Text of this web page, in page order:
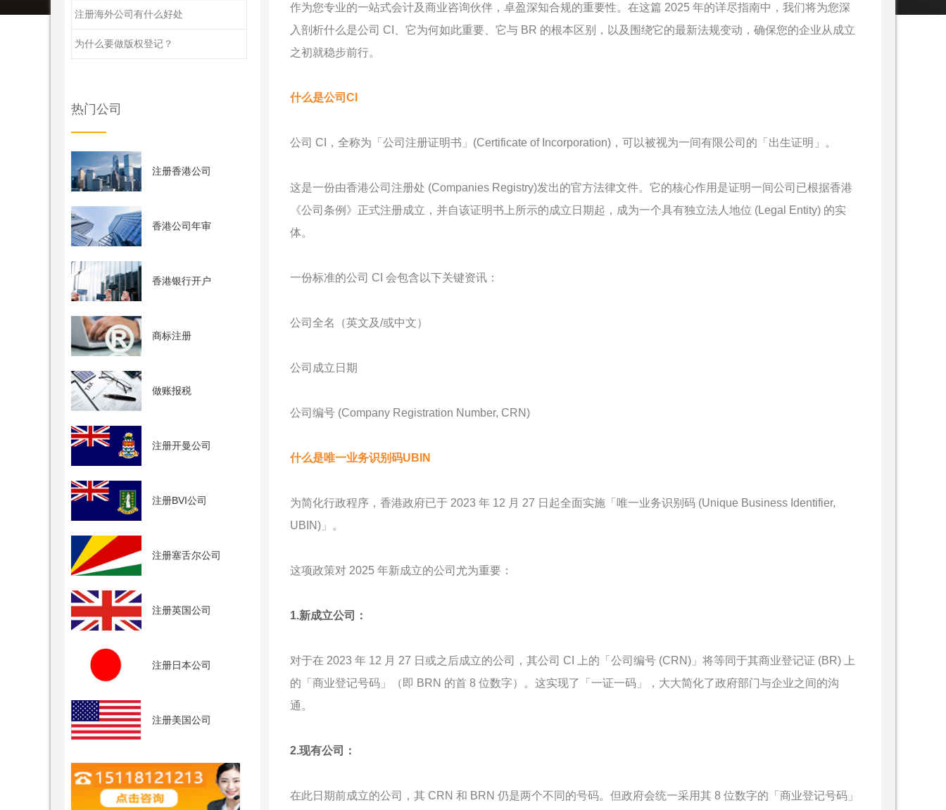
作为您专业的一站式会计及商业咨询伙伴，卓盈深知合规的重要性。在这篇 2025 年的详尽指南中，我们将为您深
入剖析什么是公司 CI、它为何如此重要、它与 BR 的根本区别，以及围绕它的最新法规变动，确保您的企业从成立
之初就稳步前行。
什么是公司CI
公司 CI，全称为「公司注册证明书」(Certificate of Incorporation)，可以被视为一间有限公司的「出生证明」。
这是一份由香港公司注册处 (Companies Registry)发出的官方法律文件。它的核心作用是证明一间公司已根据香港
《公司条例》正式注册成立，并自该证明书上所示的成立日期起，成为一个具有独立法人地位 (Legal Entity) 的实
体。
一份标准的公司 CI 会包含以下关键资讯：
公司全名（英文及/或中文）
公司成立日期
公司编号 (Company Registration Number, CRN)
什么是唯一业务识别码UBIN
为简化行政程序，香港政府已于 2023 年 12 月 27 日起全面实施「唯一业务识别码 (Unique Business Identifier,
UBIN)」。
这项政策对 2025 年新成立的公司尤为重要：
1.新成立公司：
对于在 2023 年 12 月 27 日或之后成立的公司，其公司 CI 上的「公司编号 (CRN)」将等同于其商业登记证 (BR) 上
的「商业登记号码」（即 BRN 的首 8 位数字）。这实现了「一证一码」，大大简化了政府部门与企业之间的沟
通。
2.现有公司：
在此日期前成立的公司，其 CRN 和 BRN 仍是两个不同的号码。但政府会统一采用其 8 位数字的「商业登记号码」
注册海外公司有什么好处
为什么要做版权登记？
热门公司
注册香港公司
香港公司年审
香港银行开户
商标注册
做账报税
注册开曼公司
注册BVI公司
注册塞舌尔公司
注册英国公司
注册日本公司
注册美国公司